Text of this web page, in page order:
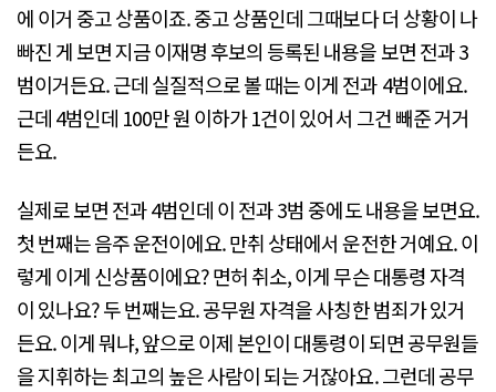
에 이거 중고 상품이죠. 중고 상품인데 그때보다 더 상황이 나
빠진 게 보면 지금 이재명 후보의 등록된 내용을 보면 전과 3
범이거든요. 근데 실질적으로 볼 때는 이게 전과 4범이에요.
근데 4범인데 100만 원 이하가 1건이 있어서 그건 빼준 거거
든요.
실제로 보면 전과 4범인데 이 전과 3범 중에도 내용을 보면요.
첫 번째는 음주 운전이에요. 만취 상태에서 운전한 거예요. 이
렇게 이게 신상품이에요? 면허 취소, 이게 무슨 대통령 자격
이 있나요? 두 번째는요. 공무원 자격을 사칭한 범죄가 있거
든요. 이게 뭐냐, 앞으로 이제 본인이 대통령이 되면 공무원들
을 지휘하는 최고의 높은 사람이 되는 거잖아요. 그런데 공무